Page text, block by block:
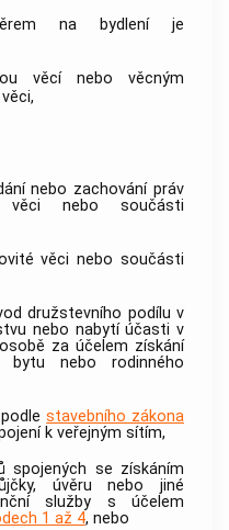
na bydlení je
věcí nebo věcným
nebo zachování práv
věci nebo součásti
věci nebo součásti
družstevního podílu v
nebo nabytí účasti v
za účelem získání
bytu nebo rodinného
podlestavebního zákona
k veřejným sítím,
spojených se získáním
úvěru nebo jiné
služby s účelem
1 až 4, nebo